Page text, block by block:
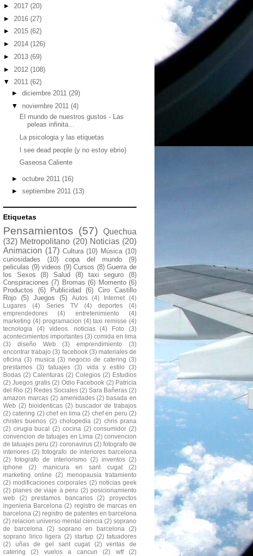
► 2017 (20)
► 2016 (27)
► 2015 (62)
► 2014 (126)
► 2013 (69)
► 2012 (108)
▼ 2011 (62)
► diciembre 2011 (29)
▼ noviembre 2011 (4)
El mundo de nuestros gustos‏ - Las
peleas infinita...
La psicologia y las etiquetas
I see dead people (y no estoy ebrio)
Gaseosa Caliente
► octubre 2011 (16)
► septiembre 2011 (13)
Etiquetas
Pensamientos (57)
Quechua
(32) Metropolitano (20) Noticias (20)
Animacion (17) Cultura (10) Música (10)
curiosidades
(10) copa del mundo
(9)
peliculas (9) videos (9) Cursos (8) Guerra de
los Sexos
(8) Salud (8) taxi seguro
(8)
Conspiraciones (7) Bromas (6) Momento (6)
Productos
(6) Publicidad (6) Ciro Castillo
Rojo (5) Juegos (5) Autos (4) Internet
(4)
Lugares
(4) Series TV (4) deportes
(4)
emprendedores
(4) entretenimiento
(4)
marketing (4) programacion (4) taxi remisse (4)
tecnologia
(4) videos. noticias (4) Foto
(3)
acontecimientos importantes (3) comida en lima
(3)
diseño Web (3) emprendimiento
(3)
encontrar trabajo (3) facebook (3) materiales de
oficina (3) musica (3) negocio de catering (3)
prestamos
(3) tatuajes (3) vida y estilo
(3)
Bodas (2) Calenturas (2) Colegios (2) Estudios
(2) Juegos gratis (2) Odio Facebook (2) Patricia
del Rio (2) Redes Sociales (2) Sara Bañeras (2)
amazon marcas (2) amenidades (2) basada en
Web (2) bioidenticas (2) buscador de trabajos
(2) catering (2) chef en lima (2) chef en peru (2)
chistes buenos (2) cholopedia (2) chris prana
(2) cirugia bucal (2) cocina (2) consumidor (2)
convencion de tatuajes en Lima (2) convencion
de tatuajes peru (2) coronavirus (2) fotografo de
interiores (2) fotografo de interiores barcelona
(2) fotografo de interiorismo (2) inventos (2)
iphone
(2) manicura en sant cugat
(2)
marketing online
(2) menopausia tratamiento
(2) modificaciones corporales (2) noticias geek
(2) planes de viaje a peru (2) posicionamiento
web
(2) prestamos bancarios (2)
proyectos
ingenieria Barcelona (2) registro de marcas en
barcelona (2) registro de patentes en barcelona
(2) relacion universo mental ciencia (2) soprano
de barcelona
(2) soprano en barcelona
(2)
soprano lirico ligera (2) startup (2) tatuadores
(2)
uñas de gel sant cugat (2)
ventas de
catering
(2) vuelos a cancun (2) wtf (2)